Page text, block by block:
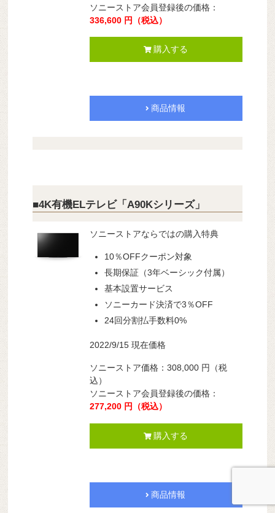
ソニーストア会員登録後の価格：
336,600 円（税込）
購入する
商品情報
■4K有機ELテレビ「A90Kシリーズ」
ソニーストアならではの購入特典
10％OFFクーポン対象
長期保証（3年ベーシック付属）
基本設置サービス
ソニーカード決済で3％OFF
24回分割払手数料0%
2022/9/15 現在価格
ソニーストア価格：308,000 円（税
込）
ソニーストア会員登録後の価格：
277,200 円（税込）
購入する
商品情報